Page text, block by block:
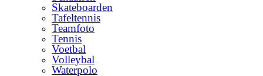
Skateboarden
Tafeltennis
Teamfoto
Tennis
Voetbal
Volleybal
Waterpolo